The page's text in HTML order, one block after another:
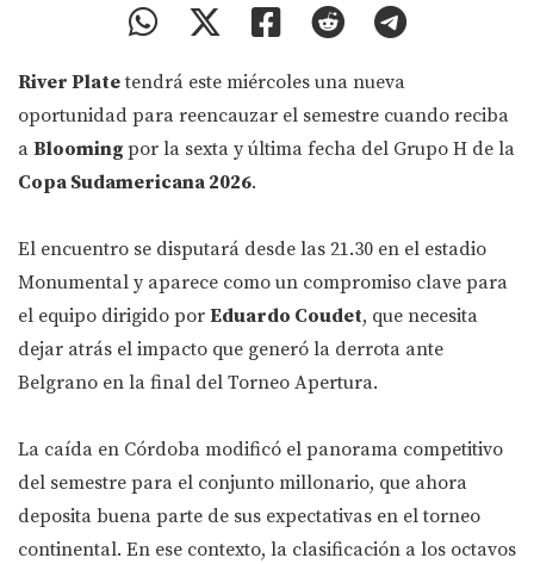
River Platetendrá este miércoles una nueva
oportunidad para reencauzar el semestre cuando reciba
a Blooming por la sexta y última fecha del Grupo H de la
Copa Sudamericana 2026.
El encuentro se disputará desde las 21.30 en el estadio
Monumental y aparece como un compromiso clave para
el equipo dirigido por Eduardo Coudet, que necesita
dejar atrás el impacto que generó la derrota ante
Belgrano en la final del Torneo Apertura.
La caída en Córdoba modificó el panorama competitivo
del semestre para el conjunto millonario, que ahora
deposita buena parte de sus expectativas en el torneo
continental. En ese contexto, la clasificación a los octavos